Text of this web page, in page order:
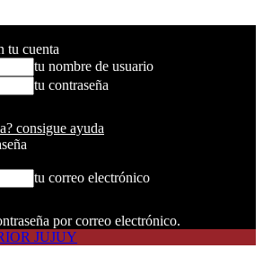
tu cuenta
tu nombre de usuario
tu contraseña
consigue ayuda
tu correo electrónico
por correo electrónico.
JUJUY